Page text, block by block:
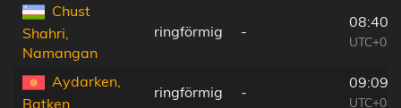
Chust
Shahri,
Namangan
ringförmig -
Aydarken,
Batken
ringförmig -